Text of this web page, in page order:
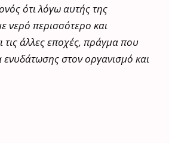
ότι λόγω αυτής της
νερό περισσότερο και
τις άλλες εποχές, πράγμα που
ενυδάτωσης στον οργανισμό και